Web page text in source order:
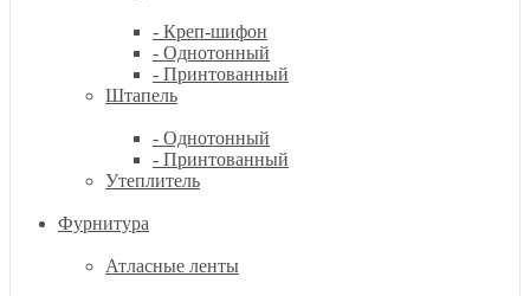
- Креп-шифон
- Однотонный
- Принтованный
Штапель
- Однотонный
- Принтованный
Утеплитель
Фурнитура
Атласные ленты